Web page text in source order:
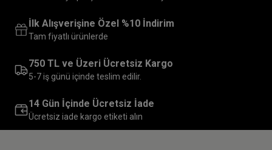
İlk Alışverişine Özel %10 İndirim
Tam fiyatlı ürünlerde
750 TL ve Üzeri Ücretsiz Kargo
5-7 iş günü içinde teslim edilir.
14 Gün İçinde Ücretsiz İade
Ücretsiz iade kargo etiketi alın